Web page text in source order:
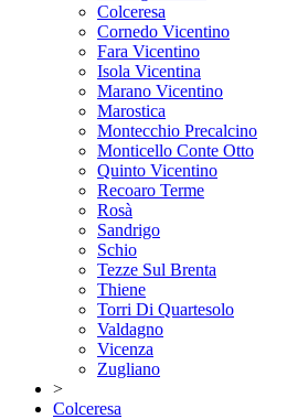
Colceresa
Cornedo Vicentino
Fara Vicentino
Isola Vicentina
Marano Vicentino
Marostica
Montecchio Precalcino
Monticello Conte Otto
Quinto Vicentino
Recoaro Terme
Rosà
Sandrigo
Schio
Tezze Sul Brenta
Thiene
Torri Di Quartesolo
Valdagno
Vicenza
Zugliano
>
Colceresa